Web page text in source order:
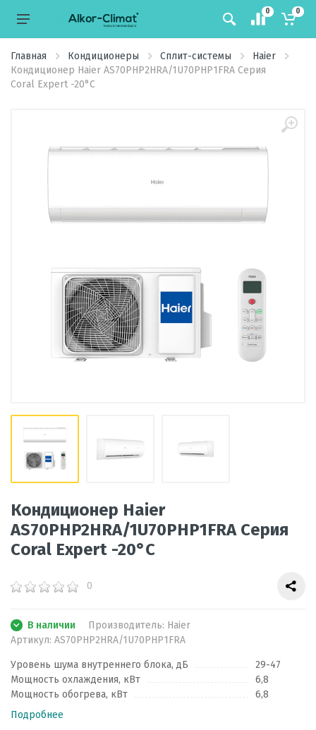
0 0
Главная Кондиционеры Сплит-системы
Haier
Кондиционер Haier AS70PHP2HRA/1U70PHP1FRA Серия
Coral Expert -20°C
Кондиционер Haier
AS70PHP2HRA/1U70PHP1FRA Серия
Coral Expert -20°C
0
В наличии Производитель: Haier
Артикул: AS70PHP2HRA/1U70PHP1FRA
Уровень шума внутреннего блока, дБ
29-47
Мощность охлаждения, кВт
6,8
Мощность обогрева, кВт
6,8
Подробнее